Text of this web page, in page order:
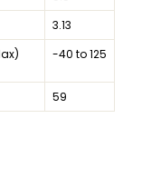
3.13
-40 to 125
59